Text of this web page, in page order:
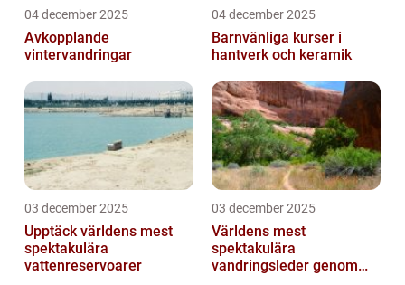
04 december 2025
Avkopplande
vintervandringar
04 december 2025
Barnvänliga kurser i
hantverk och keramik
03 december 2025
Upptäck världens mest
spektakulära
vattenreservoarer
03 december 2025
Världens mest
spektakulära
vandringsleder genom